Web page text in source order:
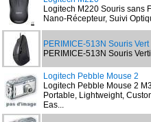
Logitech M220 Souris sans
Nano-Récepteur, Suivi
PERIMICE-513N Souris Vert
PERIMICE-513N Souris
Logitech Pebble Mouse 2
Logitech Pebble Mouse 2
Portable, Lightweight,
Eas...